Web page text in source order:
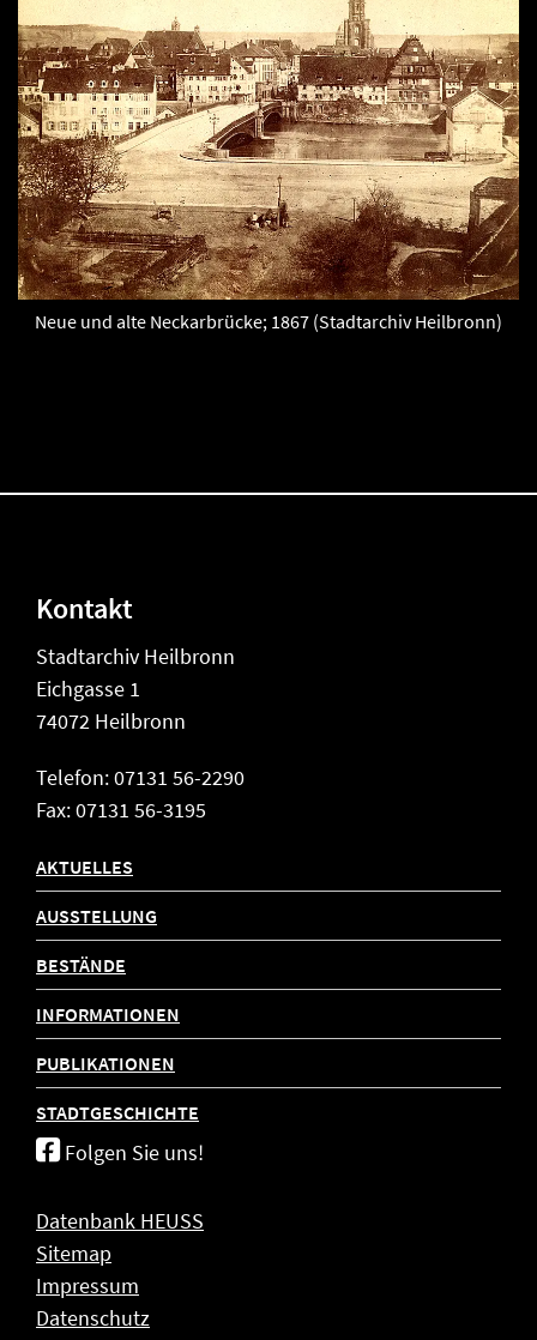
Neue und alte Neckarbrücke; 1867 (Stadtarchiv Heilbronn)
Kontakt
Stadtarchiv Heilbronn
Eichgasse 1
74072 Heilbronn
Telefon: 07131 56-2290
Fax: 07131 56-3195
AKTUELLES
AUSSTELLUNG
BESTÄNDE
INFORMATIONEN
PUBLIKATIONEN
STADTGESCHICHTE
Folgen Sie uns!
Datenbank HEUSS
Sitemap
Impressum
Datenschutz